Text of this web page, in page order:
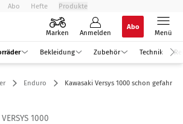
Abo Hefte Produkte
Marken Anmelden
Abo
Menü
Bekleidung Zubehör Technik
Enduro Kawasaki Versys 1000 schon gefahren
1000